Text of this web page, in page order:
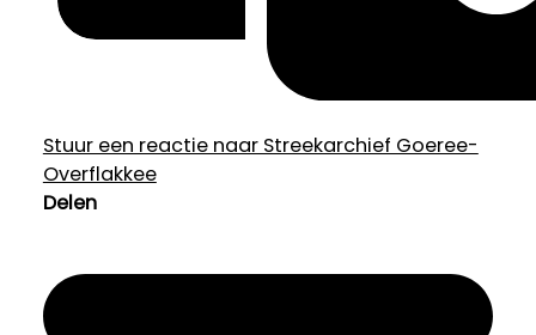
Stuur een reactie naar Streekarchief Goeree-
Overflakkee
Delen